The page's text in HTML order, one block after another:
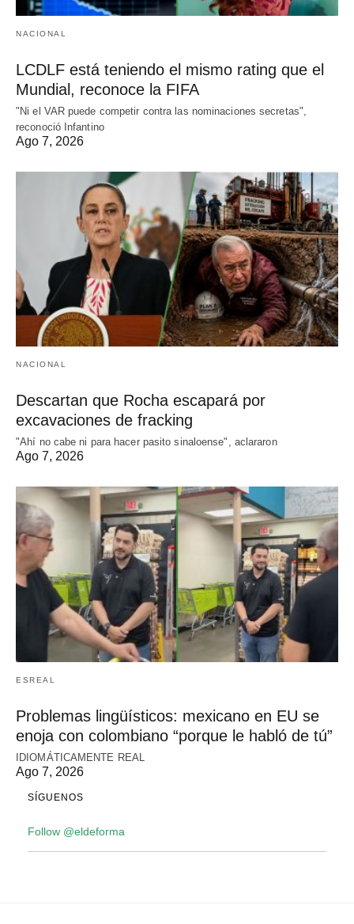
NACIONAL
LCDLF está teniendo el mismo rating que el
Mundial, reconoce la FIFA
"Ni el VAR puede competir contra las nominaciones secretas",
reconoció Infantino
Ago 7, 2026
NACIONAL
Descartan que Rocha escapará por
excavaciones de fracking
"Ahí no cabe ni para hacer pasito sinaloense", aclararon
Ago 7, 2026
ESREAL
Problemas lingüísticos: mexicano en EU se
enoja con colombiano “porque le habló de tú”
IDIOMÁTICAMENTE REAL
Ago 7, 2026
SÍGUENOS
Follow @eldeforma